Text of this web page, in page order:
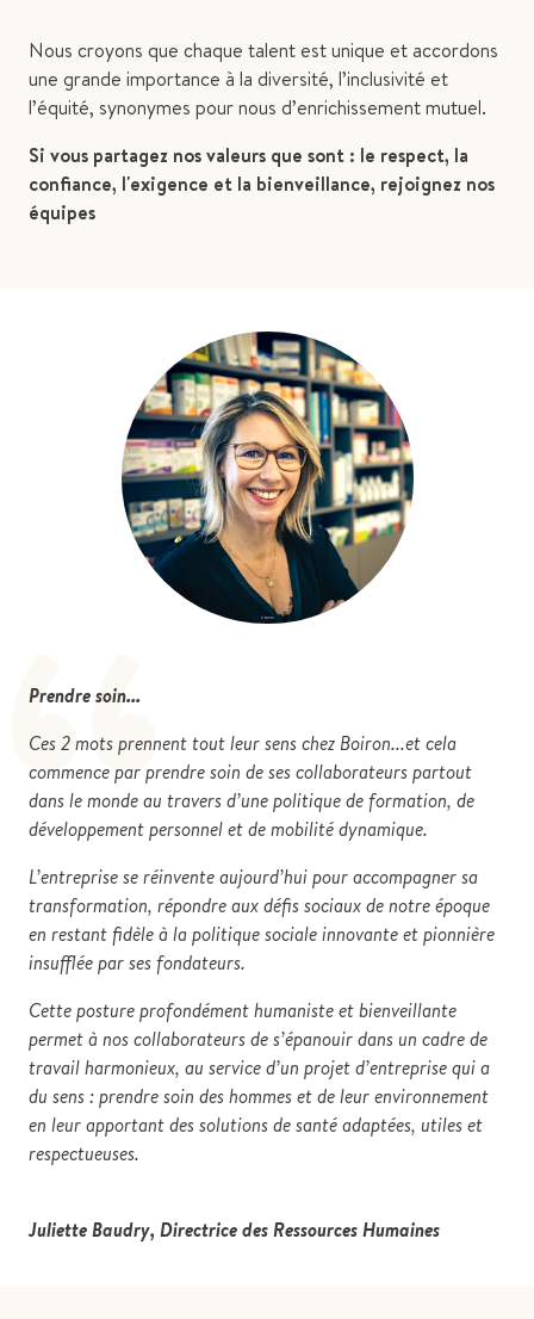
Nous croyons que chaque talent est unique et accordons
une grande importance à la diversité, l’inclusivité et
l’équité, synonymes pour nous d’enrichissement mutuel.
Si vous partagez nos valeurs que sont : le respect, la
confiance, l'exigence et la bienveillance, rejoignez nos
équipes
“
Prendre soin...
Ces 2 mots prennent tout leur sens chez Boiron...et cela
commence par prendre soin de ses collaborateurs partout
dans le monde au travers d’une politique de formation, de
développement personnel et de mobilité dynamique.
L’entreprise se réinvente aujourd’hui pour accompagner sa
transformation, répondre aux défis sociaux de notre époque
en restant fidèle à la politique sociale innovante et pionnière
insufflée par ses fondateurs.
Cette posture profondément humaniste et bienveillante
permet à nos collaborateurs de s’épanouir dans un cadre de
travail harmonieux, au service d’un projet d’entreprise qui a
du sens : prendre soin des hommes et de leur environnement
en leur apportant des solutions de santé adaptées, utiles et
respectueuses.
Juliette Baudry, Directrice des Ressources Humaines